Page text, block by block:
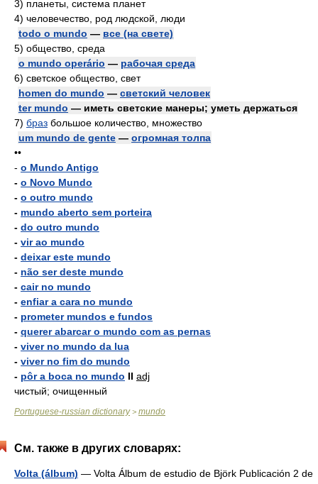
3) планеты, система планет
4) человечество, род людской, люди
todo o mundo — все (на свете)
5) общество, среда
o mundo operário — рабочая среда
6) светское общество, свет
homen do mundo — светский человек
ter mundo — иметь светские манеры; уметь держаться
7) браз большое количество, множество
um mundo de gente — огромная толпа
••
- o Mundo Antigo
- o Novo Mundo
- o outro mundo
- mundo aberto sem porteira
- do outro mundo
- vir ao mundo
- deixar este mundo
- não ser deste mundo
- cair no mundo
- enfiar a cara no mundo
- prometer mundos e fundos
- querer abarcar o mundo com as pernas
- viver no mundo da lua
- viver no fim do mundo
- pôr a boca no mundo II adj
чистый; очищенный
Portuguese-russian dictionary> mundo
См. также в других словарях:
Volta (álbum) — Volta Álbum de estudio de Björk Publicación 2 de